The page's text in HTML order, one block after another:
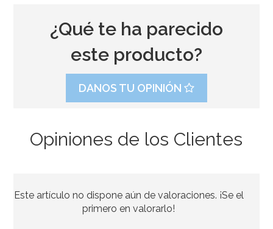
4,95€ 4,45€
¿Qué te ha parecido
este producto?
DANOS TU OPINIÓN
Opiniones de los Clientes
Este artículo no dispone aún de valoraciones. ¡Se el
primero en valorarlo!